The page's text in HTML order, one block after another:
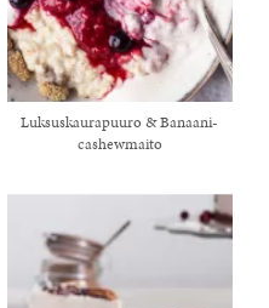
Luksuskaurapuuro & Banaani-
cashewmaito